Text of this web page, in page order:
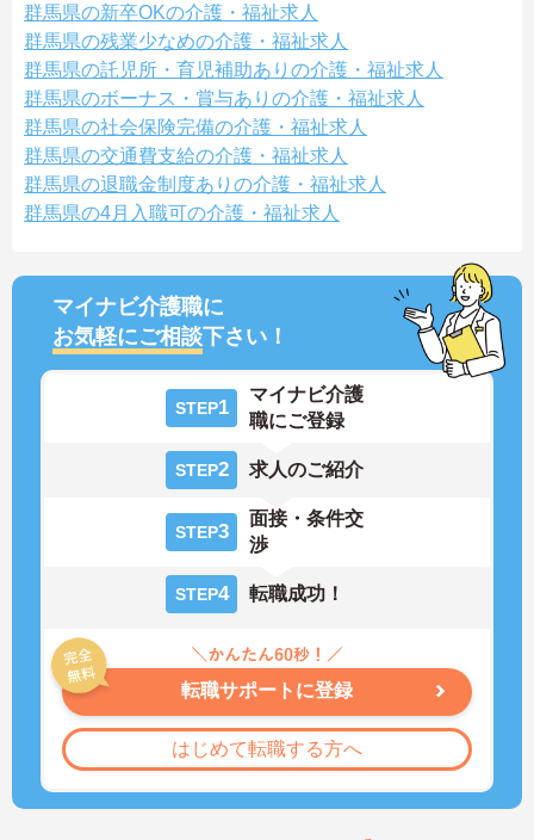
群馬県の新卒OKの介護・福祉求人
群馬県の残業少なめの介護・福祉求人
群馬県の託児所・育児補助ありの介護・福祉求人
群馬県のボーナス・賞与ありの介護・福祉求人
群馬県の社会保険完備の介護・福祉求人
群馬県の交通費支給の介護・福祉求人
群馬県の退職金制度ありの介護・福祉求人
群馬県の4月入職可の介護・福祉求人
マイナビ介護職に
お気軽にご相談下さい！
STEP1
マイナビ介護
職にご登録
STEP2 求人のご紹介
STEP3
面接・条件交
渉
STEP4 転職成功！
転職サポートに登録
はじめて転職する方へ